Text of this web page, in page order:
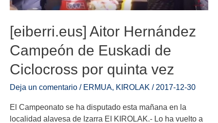
[eiberri.eus] Aitor Hernández
Campeón de Euskadi de
Ciclocross por quinta vez
Deja un comentario / ERMUA, KIROLAK / 2017-12-30
El Campeonato se ha disputado esta mañana en la
localidad alavesa de Izarra EI KIROLAK.- Lo ha vuelto a